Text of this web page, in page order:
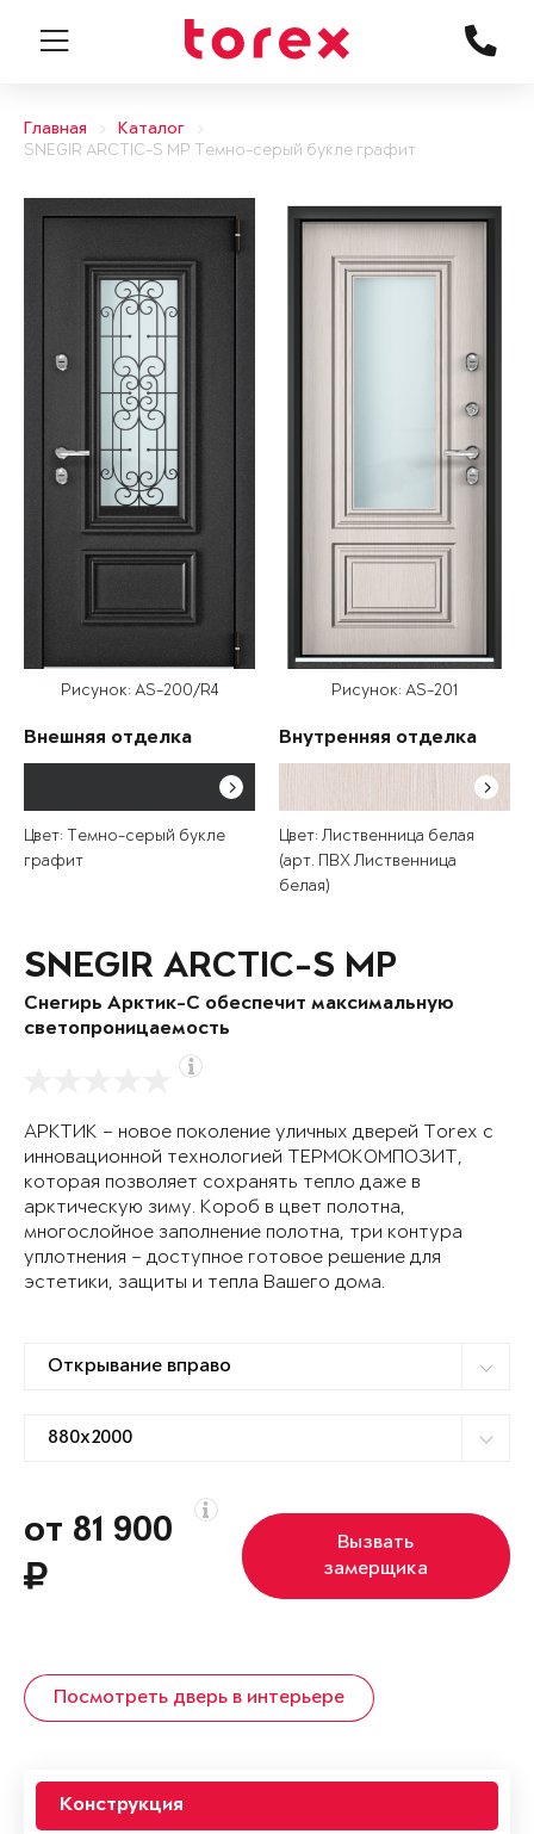
Главная
Каталог
SNEGIR ARCTIC-S MP Темно-серый букле графит
Рисунок: AS-200/R4
Внешняя отделка
Цвет: Темно-серый букле
графит
Рисунок: AS-201
Внутренняя отделка
Цвет: Лиственница белая
(арт. ПВХ Лиственница
белая)
SNEGIR ARCTIC-S MP
Снегирь Арктик-С обеспечит максимальную
светопроницаемость
АРКТИК – новое поколение уличных дверей Torex с
инновационной технологией ТЕРМОКОМПОЗИТ,
которая позволяет сохранять тепло даже в
арктическую зиму. Короб в цвет полотна,
многослойное заполнение полотна, три контура
уплотнения – доступное готовое решение для
эстетики, защиты и тепла Вашего дома.
от 81 900
Вызвать
замерщика
Посмотреть дверь в интерьере
Конструкция